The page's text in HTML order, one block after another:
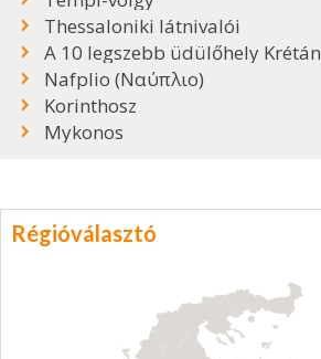
Thessaloniki látnivalói
A 10 legszebb üdülőhely Krétán
Nafplio (Ναύπλιο)
Korinthosz
Mykonos
Régióválasztó